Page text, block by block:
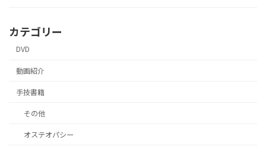
カテゴリー
DVD
動画紹介
手技書籍
その他
オステオパシー